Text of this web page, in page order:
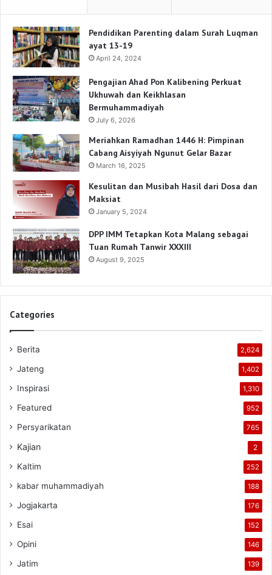
Pendidikan Parenting dalam Surah Luqman
ayat 13-19
April 24, 2024
Pengajian Ahad Pon Kalibening Perkuat
Ukhuwah dan Keikhlasan
Bermuhammadiyah
July 6, 2026
Meriahkan Ramadhan 1446 H: Pimpinan
Cabang Aisyiyah Ngunut Gelar Bazar
March 16, 2025
Kesulitan dan Musibah Hasil dari Dosa dan
Maksiat
January 5, 2024
DPP IMM Tetapkan Kota Malang sebagai
Tuan Rumah Tanwir XXXIII
August 9, 2025
Categories
Berita 2,624
Jateng 1,402
Inspirasi 1,310
Featured 952
Persyarikatan 765
Kajian 2
Kaltim 252
kabar muhammadiyah 188
Jogjakarta 176
Esai 152
Opini 146
Jatim 139